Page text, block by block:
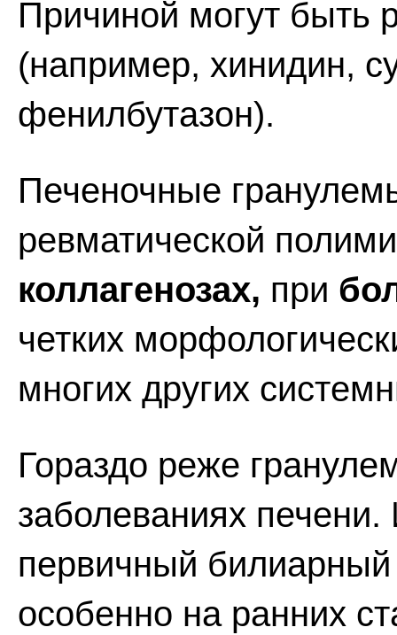
Причиной могут быть
(например, хинидин,
фенилбутазон).
Печеночные
ревматической
коллагенозах, при
четких
многих других
Гораздо реже
заболеваниях
первичный билиарный
особенно на ранних